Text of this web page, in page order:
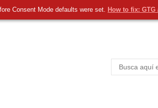
Consent Mode defaults were set. How to fix: